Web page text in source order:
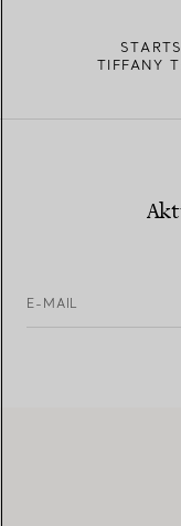
TIFFANY
E-MAIL